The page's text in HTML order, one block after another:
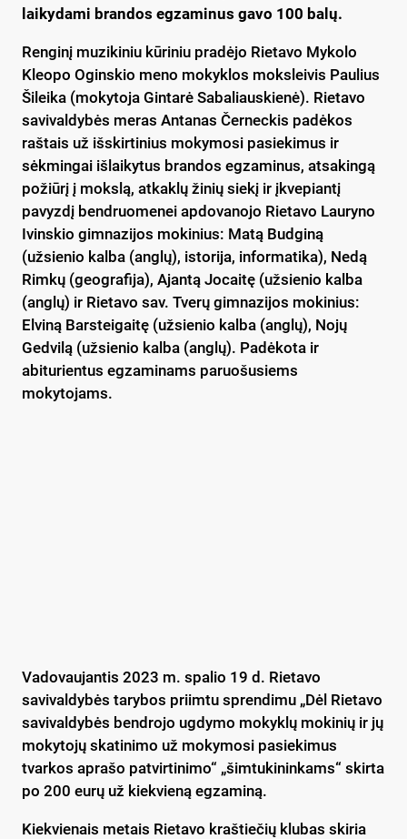
laikydami brandos egzaminus gavo 100 balų.
Renginį muzikiniu kūriniu pradėjo Rietavo Mykolo
Kleopo Oginskio meno mokyklos moksleivis Paulius
Šileika (mokytoja Gintarė Sabaliauskienė). Rietavo
savivaldybės meras Antanas Černeckis padėkos
raštais už išskirtinius mokymosi pasiekimus ir
sėkmingai išlaikytus brandos egzaminus, atsakingą
požiūrį į mokslą, atkaklų žinių siekį ir įkvepiantį
pavyzdį bendruomenei apdovanojo Rietavo Lauryno
Ivinskio gimnazijos mokinius: Matą Budginą
(užsienio kalba (anglų), istorija, informatika), Nedą
Rimkų (geografija), Ajantą Jocaitę (užsienio kalba
(anglų) ir Rietavo sav. Tverų gimnazijos mokinius:
Elviną Barsteigaitę (užsienio kalba (anglų), Nojų
Gedvilą (užsienio kalba (anglų). Padėkota ir
abiturientus egzaminams paruošusiems
mokytojams.
Vadovaujantis 2023 m. spalio 19 d. Rietavo
savivaldybės tarybos priimtu sprendimu „Dėl Rietavo
savivaldybės bendrojo ugdymo mokyklų mokinių ir jų
mokytojų skatinimo už mokymosi pasiekimus
tvarkos aprašo patvirtinimo“ „šimtukininkams“ skirta
po 200 eurų už kiekvieną egzaminą.
Kiekvienais metais Rietavo kraštiečių klubas skiria